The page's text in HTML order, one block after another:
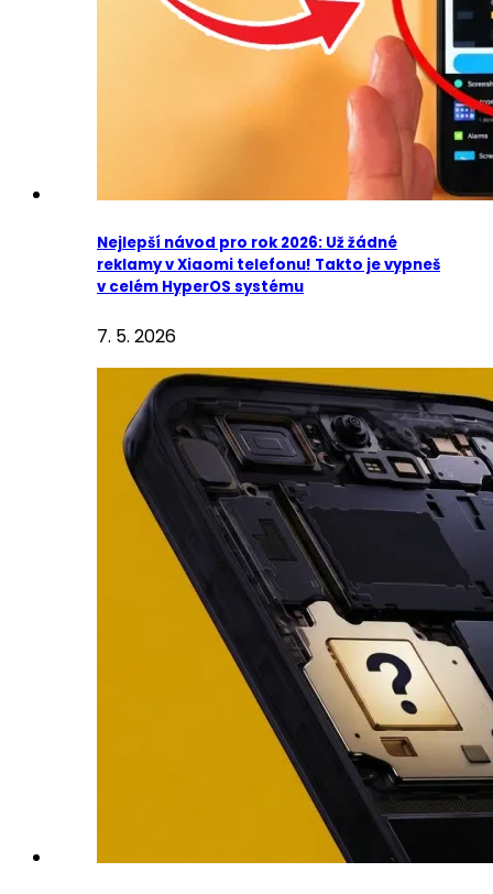
Nejlepší návod pro rok 2026: Už žádné
reklamy v Xiaomi telefonu! Takto je vypneš
v celém HyperOS systému
7. 5. 2026